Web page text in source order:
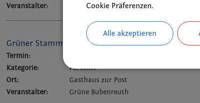
Veranstalter:
DAV Sektion Eger und Egerland
Grüner Stammtisch
Termin:
Kategorie:
Parteien
Ort:
Gasthaus zur Post
Veranstalter:
Grüne Bubenreuth
Cookie Präferenzen.
Alle akzeptieren